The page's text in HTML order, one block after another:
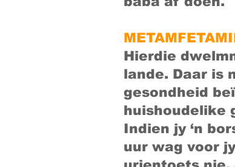
Hierdie
lande. Daar is
gesondheid
huishoudelike
Indien jy ‘n
uur wag voor